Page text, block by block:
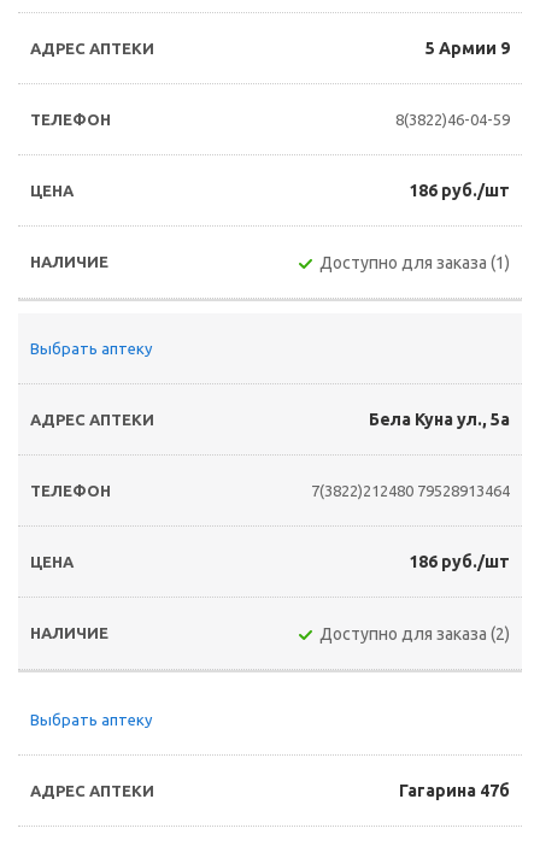
5 Армии 9
8(3822)46-04-59
186 руб./шт
Доступно для заказа (1)
Выбрать аптеку
Бела Куна ул., 5а
7(3822)212480 79528913464
186 руб./шт
Доступно для заказа (2)
Выбрать аптеку
Гагарина 47б